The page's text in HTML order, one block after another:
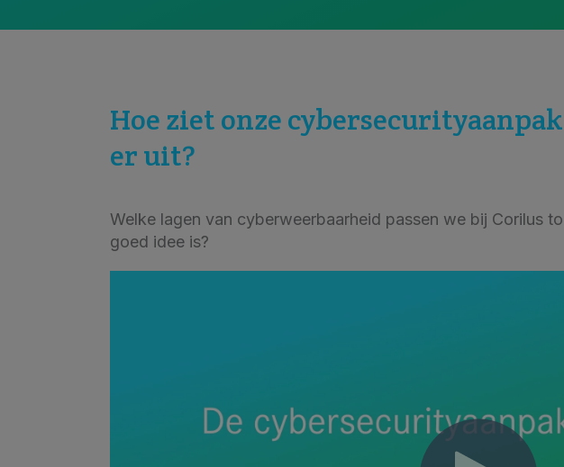
Hoe ziet onze cybersecurityaanpak
er uit?
Welke lagen van cyberweerbaarheid passen we bij Corilus
goed idee is?